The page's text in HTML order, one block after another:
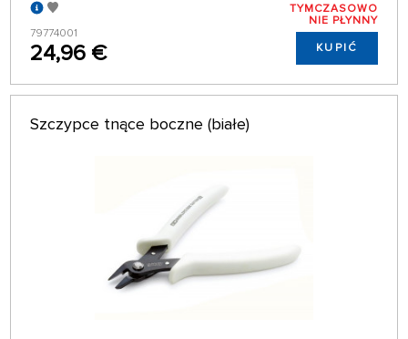
79774001
24,96 €
TYMCZASOWO
NIE PŁYNNY
KUPIĆ
Szczypce tnące boczne (białe)